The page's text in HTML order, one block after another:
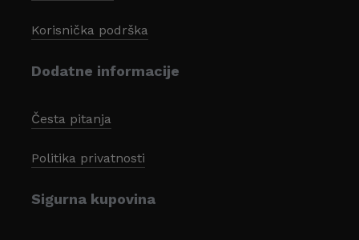
Korisnička podrška
Dodatne informacije
Česta pitanja
Politika privatnosti
Sigurna kupovina